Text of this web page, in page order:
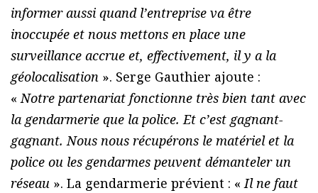
informer aussi quand l’entreprise va être
inoccupée et nous mettons en place une
surveillance accrue et, effectivement, il y a la
géolocalisation ». Serge Gauthier ajoute :
«Notre partenariat fonctionne très bien tant avec
la gendarmerie que la police. Et c’est gagnant-
gagnant. Nous nous récupérons le matériel et la
police ou les gendarmes peuvent démanteler un
réseau ». La gendarmerie prévient : «Il ne faut